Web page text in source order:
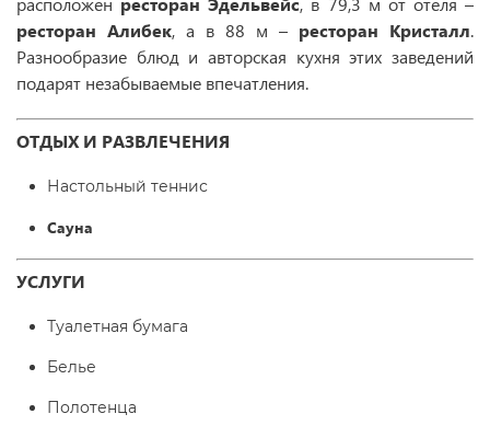
ресторан Алибек, а в 88 м – ресторан Кристалл.
Разнообразие блюд и авторская кухня этих заведений
подарят незабываемые впечатления.
ОТДЫХ И РАЗВЛЕЧЕНИЯ
Настольный теннис
Сауна
УСЛУГИ
Туалетная бумага
Белье
Полотенца